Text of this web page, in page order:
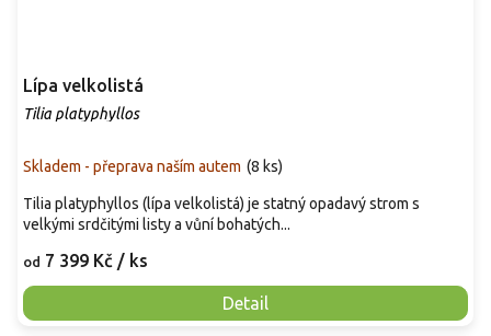
Lípa velkolistá
Tilia platyphyllos
Skladem - přeprava naším autem (8 ks)
od 7 399 Kč / ks
Detail
Tilia platyphyllos (lípa velkolistá) je statný opadavý strom s
velkými srdčitými listy a vůní bohatých...